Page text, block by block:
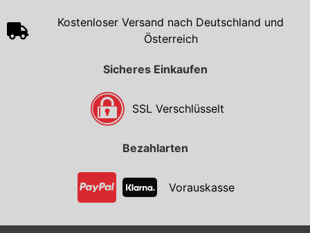
Kostenloser Versand nach Deutschland und
Österreich
Sicheres Einkaufen
SSL Verschlüsselt
Bezahlarten
Vorauskasse